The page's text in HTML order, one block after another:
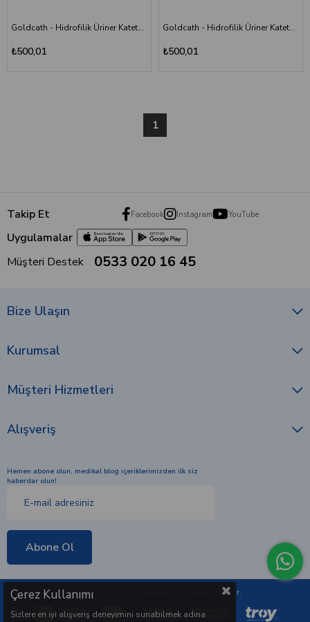
Goldcath - Hidrofilik Üriner Kateter Yüzüklü Sonda - CH10 - 30 cm (Siyah) - Kutu
₺500,01
Goldcath - Hidrofilik Üriner Kateter Yüzüklü Sonda - CH18 - 40 cm (Kırmızı) - Kutu
₺500,01
1
Takip Et Facebook Instagram YouTube
Uygulamalar
Müşteri Destek
0533 020 16 45
Bize Ulaşın
Kurumsal
Müşteri Hizmetleri
Alışveriş
Hemen abone olun, medikal blog içeriklerimizden ilk siz
haberdar olun!
Abone Ol
© 2010 - 2026 Ömür Medikal. Tüm hakları saklıdır.
Çerez Kullanımı
Sizlere en iyi alışveriş deneyimini sunabilmek adına